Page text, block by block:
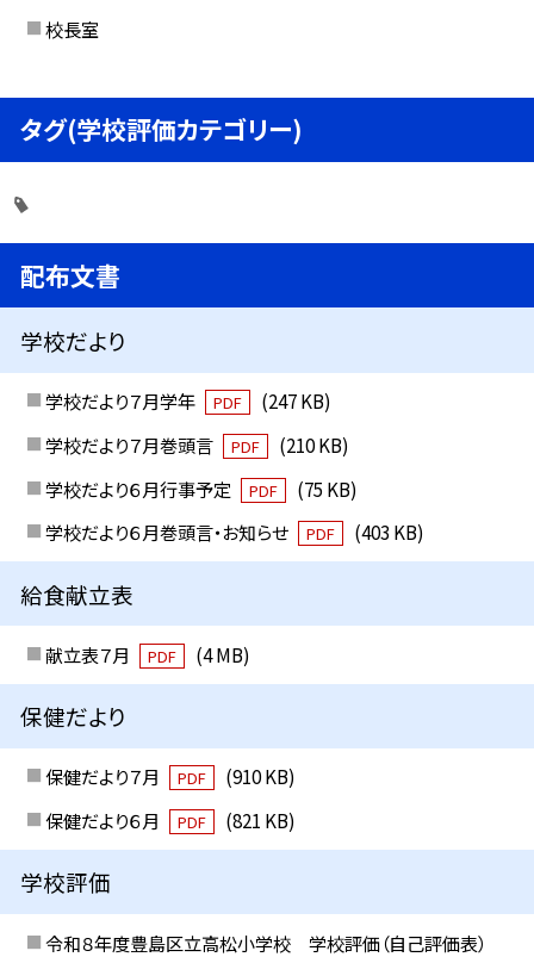
校長室
タグ(学校評価カテゴリー)
配布文書
学校だより
学校だより７月学年 PDF
(247 KB)
学校だより７月巻頭言
PDF
(210 KB)
学校だより６月行事予定
PDF
(75 KB)
学校だより６月巻頭言・お知らせ
PDF (403 KB)
給食献立表
献立表７月 PDF (4 MB)
保健だより
保健だより７月 PDF
(910 KB)
保健だより６月
PDF (821 KB)
学校評価
令和８年度豊島区立高松小学校 学校評価（自己評価表）